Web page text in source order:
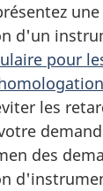
d'un
pour
les
des